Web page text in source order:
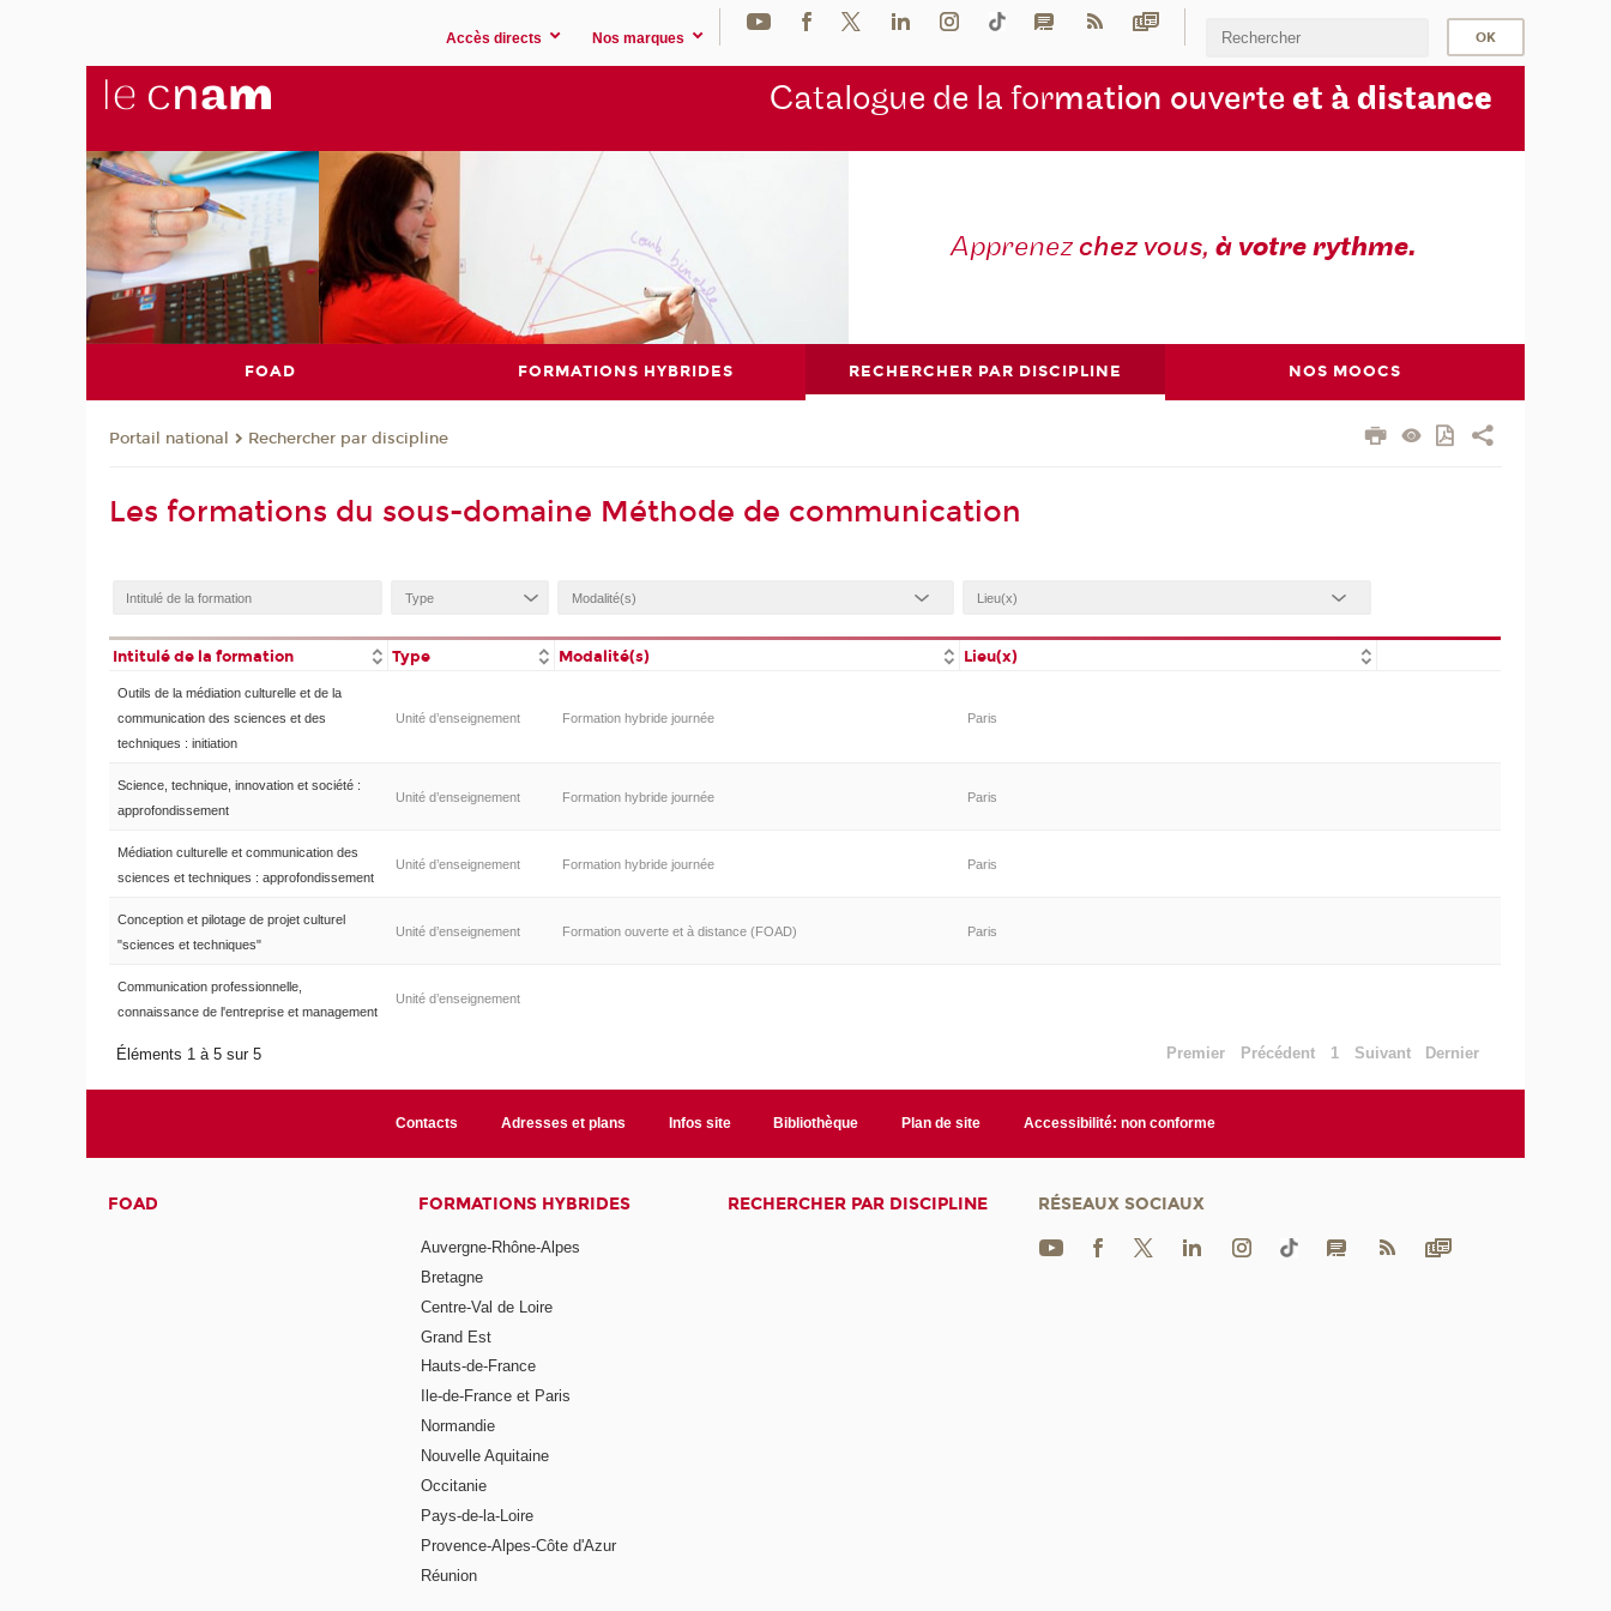
Accès directs Nos marques
Catalogue de la formation ouverte et à distance
Apprenezchez vous, à votre rythme.
FOAD FORMATIONS HYBRIDES RECHERCHER PAR DISCIPLINE NOS MOOCS
Portail national Rechercher par discipline
Les formations du sous-domaine Méthode de communication
Intitulé de la formation Type Modalité(s) Lieu(x)
Outils de la médiation culturelle et de la
communication des sciences et des
techniques : initiation
Unité d’enseignement Formation hybride journée Paris
Science, technique, innovation et société :
approfondissement
Unité d’enseignement Formation hybride journée Paris
Médiation culturelle et communication des
sciences et techniques : approfondissement
Unité d’enseignement Formation hybride journée Paris
Conception et pilotage de projet culturel
"sciences et techniques"
Unité d’enseignement Formation ouverte et à distance (FOAD) Paris
Communication professionnelle,
connaissance de l'entreprise et management
Unité d’enseignement
Éléments 1 à 5 sur 5 Premier Précédent 1 Suivant Dernier
Contacts Adresses et plans Infos site Bibliothèque Plan de site Accessibilité: non conforme
FOAD FORMATIONS HYBRIDES
Auvergne-Rhône-Alpes
Bretagne
Centre-Val de Loire
Grand Est
Hauts-de-France
Ile-de-France et Paris
Normandie
Nouvelle Aquitaine
Occitanie
Pays-de-la-Loire
Provence-Alpes-Côte d'Azur
Réunion
RECHERCHER PAR DISCIPLINE RÉSEAUX SOCIAUX